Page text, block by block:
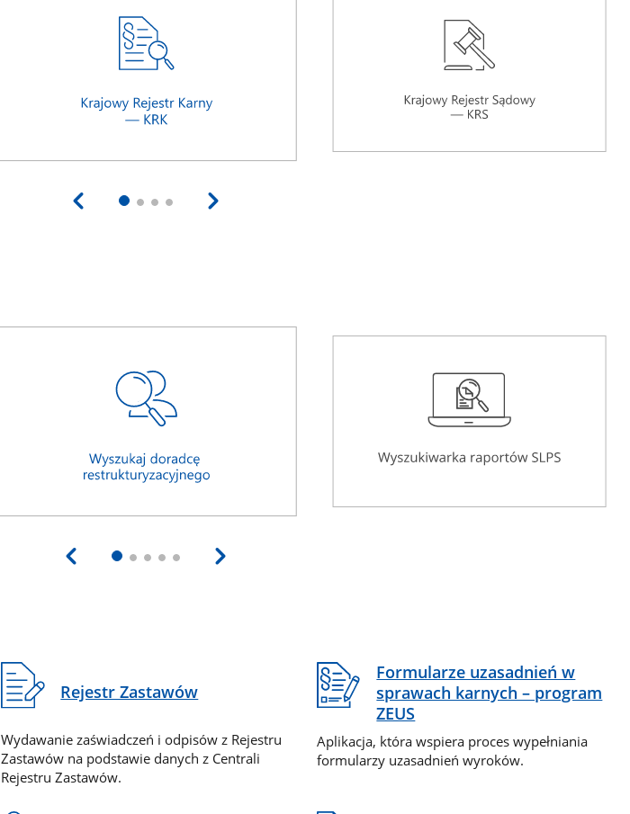
Rejestr Zastawów
Wydawanie zaświadczeń i odpisów z Rejestru
Zastawów na podstawie danych z Centrali
Rejestru Zastawów.
Formularze uzasadnień w
sprawach karnych – program
ZEUS
Aplikacja, która wspiera proces wypełniania
formularzy uzasadnień wyroków.